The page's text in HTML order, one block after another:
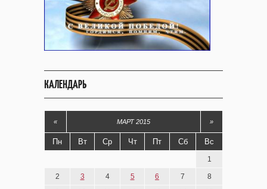
КАЛЕНДАРЬ
« МАРТ 2015 »
Пн Вт Ср Чт Пт Сб Вс
1
2 3 4 5 6 7 8